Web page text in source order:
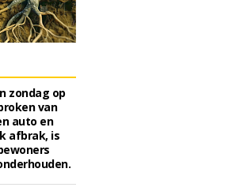
zondag op
van
auto en
afbrak, is